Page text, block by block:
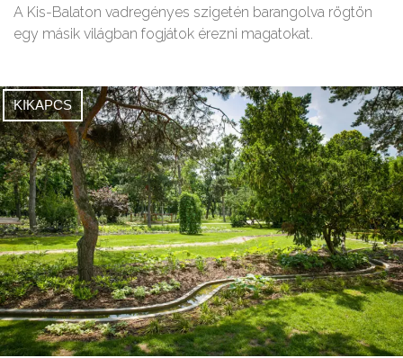
A Kis-Balaton vadregényes szigetén barangolva rögtön
egy másik világban fogjátok érezni magatokat.
KIKAPCS